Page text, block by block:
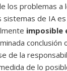
los problemas a
sistemas de IA
imposible
conclusión
de la
de lo